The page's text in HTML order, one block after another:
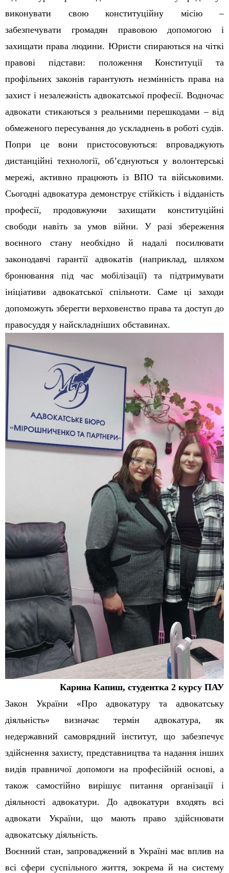
виконувати свою конституційну місію –
забезпечувати громадян правовою допомогою і
захищати права людини. Юристи спираються на чіткі
правові підстави: положення Конституції та
профільних законів гарантують незмінність права на
захист і незалежність адвокатської професії. Водночас
адвокати стикаються з реальними перешкодами – від
обмеженого пересування до ускладнень в роботі судів.
Попри це вони пристосовуються: впроваджують
дистанційні технології, об’єднуються у волонтерські
мережі, активно працюють із ВПО та військовими.
Сьогодні адвокатура демонструє стійкість і відданість
професії, продовжуючи захищати конституційні
свободи навіть за умов війни. У разі збереження
воєнного стану необхідно й надалі посилювати
законодавчі гарантії адвокатів (наприклад, шляхом
бронювання під час мобілізації) та підтримувати
ініціативи адвокатської спільноти. Саме ці заходи
допоможуть зберегти верховенство права та доступ до
правосуддя у найскладніших обставинах.
Карина Капиш, студентка 2 курсу ПАУ
Закон України «Про адвокатуру та адвокатську
діяльність» визначає термін адвокатура, як
недержавний самоврядний інститут, що забезпечує
здійснення захисту, представництва та надання інших
видів правничої допомоги на професійній основі, а
також самостійно вирішує питання організації і
діяльності адвокатури. До адвокатури входять всі
адвокати України, що мають право здійснювати
адвокатську діяльність.
Воєнний стан, запроваджений в Україні має вплив на
всі сфери суспільного життя, зокрема й на систему